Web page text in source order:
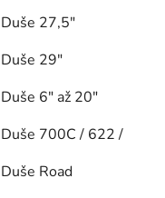
Duše 27,5"
Duše 29"
Duše 6" až 20"
Duše 700C / 622 /
Duše Road